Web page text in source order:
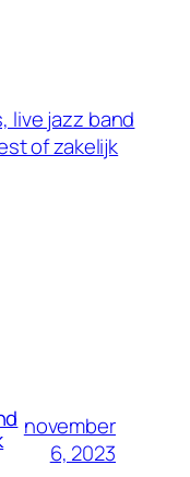
live jazz band
of zakelijk
november
6, 2023